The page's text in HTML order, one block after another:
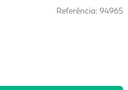
Referência: 94965